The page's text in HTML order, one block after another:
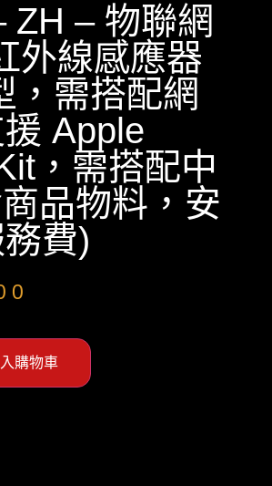
ZH – 物聯網
外線感應器
，需搭配網
Apple
，需搭配中
品物料，安
費)
購物車